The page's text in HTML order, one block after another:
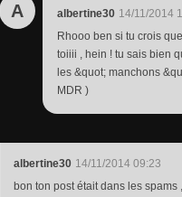
A albertine30 14/11/2014
Rhooo ben si tu crois
toiiii , hein ! tu sais bien
les &quot; manchons
MDR )
albertine30 14/11/2014 09:23
bon ton post était dans les